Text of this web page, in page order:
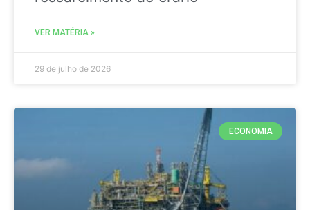
VER MATÉRIA »
29 de julho de 2026
ECONOMIA